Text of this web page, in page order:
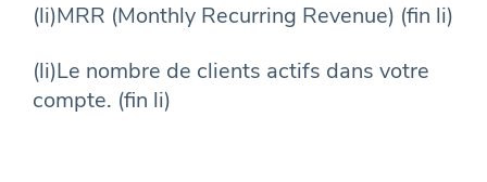
(li)MRR (Monthly Recurring Revenue) (fin li)
(li)Le nombre de clients actifs dans votre
compte. (fin li)